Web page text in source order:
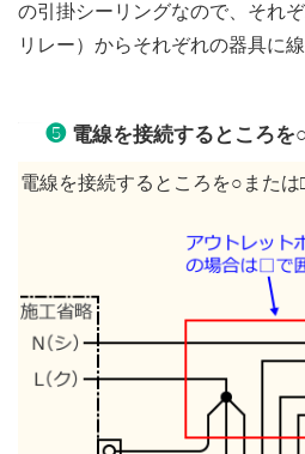
の引掛シーリングなので、それ
リレー）からそれぞれの器具に
❺電線を接続するところを
電線を接続するところを○または